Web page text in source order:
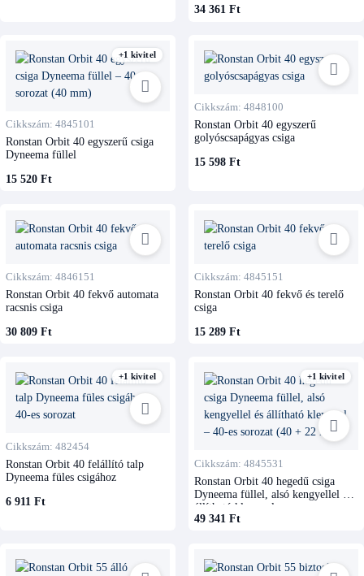
34 361 Ft
+1 kivitel
Cikkszám: 4845101
Ronstan Orbit 40 egyszerű csiga
Dyneema füllel
15 520 Ft
Cikkszám: 4848100
Ronstan Orbit 40 egyszerű
golyóscsapágyas csiga
15 598 Ft
Cikkszám: 4846151
Ronstan Orbit 40 fekvő automata
racsnis csiga
30 809 Ft
Cikkszám: 4845151
Ronstan Orbit 40 fekvő és terelő
csiga
15 289 Ft
+1 kivitel
Cikkszám: 482454
Ronstan Orbit 40 felállító talp
Dyneema füles csigához
6 911 Ft
+1 kivitel
Cikkszám: 4845531
Ronstan Orbit 40 hegedű csiga
Dyneema füllel, alsó kengyellel és
állítható klemmel
49 341 Ft